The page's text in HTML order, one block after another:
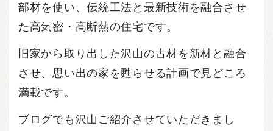
部材を使い、伝統工法と最新技術を融合させ
た高気密・高断熱の住宅です。
旧家から取り出した沢山の古材を新材と融合
させ、思い出の家を甦らせる計画で見どころ
満載です。
ブログでも沢山ご紹介させていただきまし